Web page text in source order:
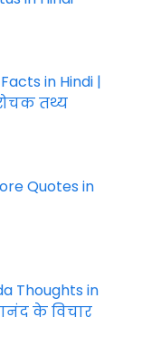
in Hindi |
तथ्य
Quotes in
Thoughts in
के विचार